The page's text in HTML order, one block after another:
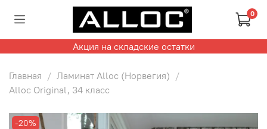
0
Акция на складские остатки
Главная
Ламинат Alloc (Норвегия)
Alloc Original, 34 класс
-20%